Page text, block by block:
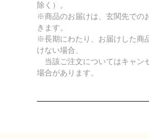
除く）。
※商品のお届けは、玄関先での
きます。
※長期にわたり、お届けした商
けない場合、
当該ご注文についてはキャン
場合があります。